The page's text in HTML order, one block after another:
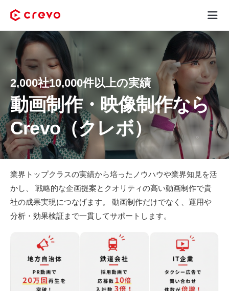
Crevoとは
採用コンテンツ制作
サービス
制作実績
料金
お客様の声
お役立ち情報
採用情報
2,000社10,000件以上の実績
動画制作・映像制作なら
Crevo（クレボ）
業界トップクラスの実績から培ったノウハウや業界知見を活
かし、
戦略的な企画提案とクオリティの高い動画制作で貴
社の成果実現につなげます。
動画制作だけでなく、運用や
分析・効果検証まで一貫してサポートします。